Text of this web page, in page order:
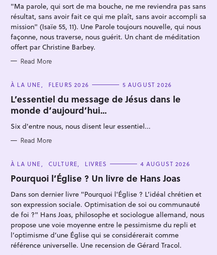
E
"Ma parole, qui sort de ma bouche, ne me reviendra pas sans
résultat, sans avoir fait ce qui me plaît, sans avoir accompli sa
mission" (Isaïe 55, 11). Une Parole toujours nouvelle, qui nous
façonne, nous traverse, nous guérit. Un chant de méditation
offert par Christine Barbey.
Read More
C
T
E
G
O
R
I
S
À LA UNE FLEURS 2026 5 AUGUST 2026
L’essentiel du message de Jésus dans le
monde d’aujourd’hui…
Six d'entre nous, nous disent leur essentiel...
Read More
C
T
E
O
I
E
S
À LA UNE CULTURE LIVRES 4 AUGUST 2026
Pourquoi l’Église ? Un livre de Hans Joas
Dans son dernier livre "Pourquoi l'Église ? L’idéal chrétien et
son expression sociale. Optimisation de soi ou communauté
de foi ?" Hans Joas, philosophe et sociologue allemand, nous
propose une voie moyenne entre le pessimisme du repli et
l’optimisme d’une Église qui se considérerait comme
référence universelle. Une recension de Gérard Tracol.
S
e
a
r
c
r